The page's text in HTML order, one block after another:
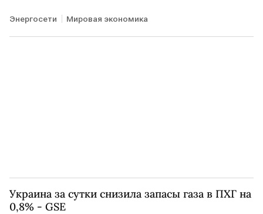
Энергосети Мировая экономика
Украина за сутки снизила запасы газа в ПХГ на
0,8% - GSE